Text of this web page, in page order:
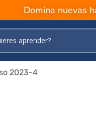
Domina nuevas
2023-4